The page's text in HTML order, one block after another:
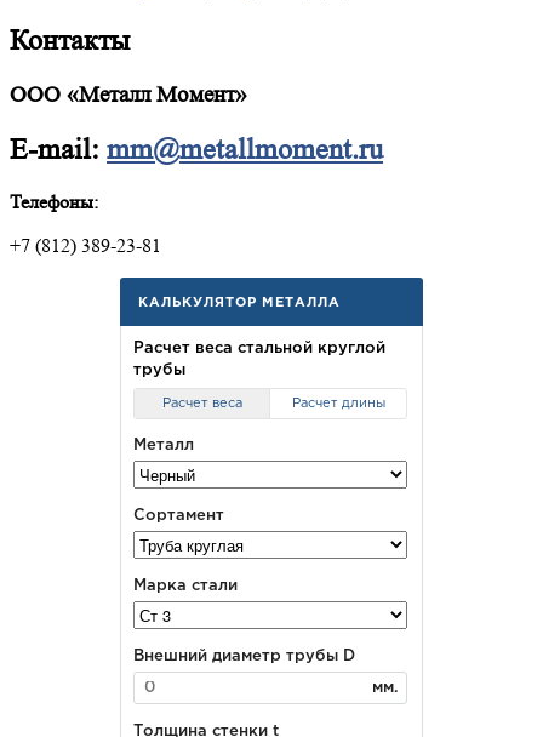
Контакты
ООО «Металл Момент»
E-mail: mm@metallmoment.ru
Телефоны:
+7 (812) 389-23-81